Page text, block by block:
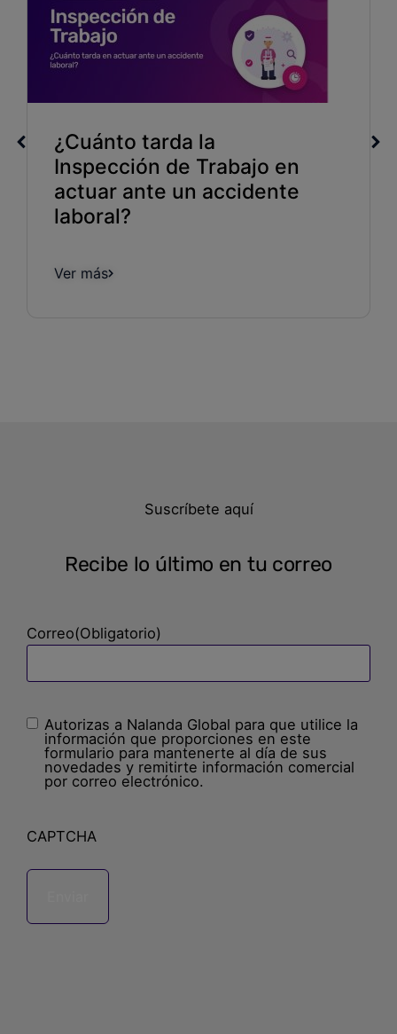
¿Cuánto tarda la
Inspección de Trabajo en
actuar ante un accidente
laboral?
Ver más
Suscríbete aquí
Recibe lo último en tu correo
Correo(Obligatorio)
Sin
nombre(Obligatorio)
Autorizas a Nalanda Global para que utilice la
información que proporciones en este
formulario para mantenerte al día de sus
novedades y remitirte información comercial
por correo electrónico.
CAPTCHA